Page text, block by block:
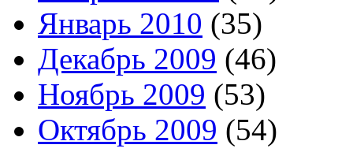
Январь 2010 (35)
Декабрь 2009 (46)
Ноябрь 2009 (53)
Октябрь 2009 (54)